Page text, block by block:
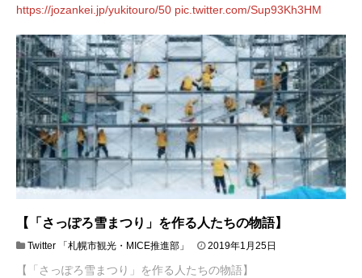
2
日
https://jozankei.jp/yukitouro/50 pic.twitter.com/Sup93Kh3HM
【「さっぽろ雪まつり」を作る人たちの物語】
Twitter 「札幌市観光・MICE推進部」 2019年1月25日
【「さっぽろ雪まつり」を作る人たちの物語】